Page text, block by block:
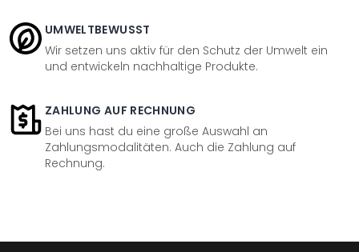
UMWELTBEWUSST
Wir setzen uns aktiv für den Schutz der Umwelt ein
und entwickeln nachhaltige Produkte.
ZAHLUNG AUF RECHNUNG
Bei uns hast du eine große Auswahl an
Zahlungsmodalitäten. Auch die Zahlung auf
Rechnung.